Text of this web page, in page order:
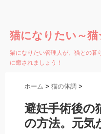
猫になりたい～
猫になりたい管理人が、猫との暮
に癒されましょう！
ホーム > 猫の体調 >
避妊手術後の
の方法。元気